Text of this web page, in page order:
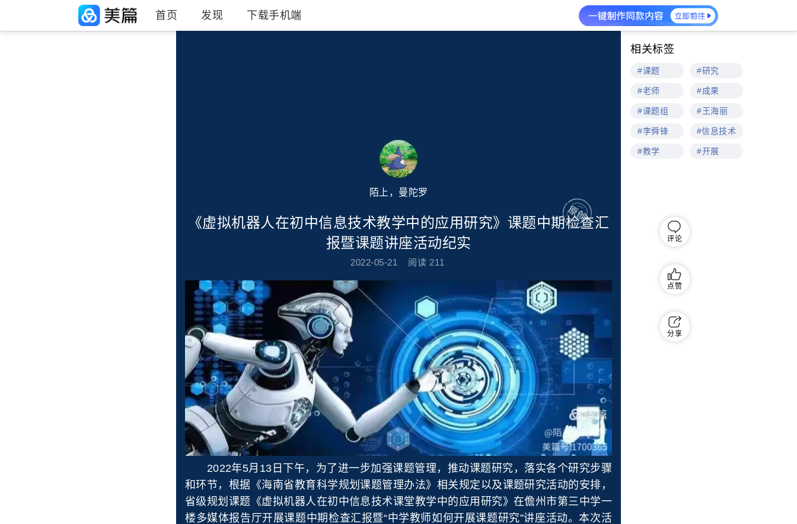
首页 发现 下载手机端
陌上，曼陀罗
《虚拟机器人在初中信息技术教学中的应用研究》课题中期检查汇
报暨课题讲座活动纪实
2022-05-21 阅读 211
2022年5月13日下午，为了进一步加强课题管理，推动课题研究，落实各个研究步骤
和环节，根据《海南省教育科学规划课题管理办法》相关规定以及课题研究活动的安排，
省级规划课题《虚拟机器人在初中信息技术课堂教学中的应用研究》在儋州市第三中学一
楼多媒体报告厅开展课题中期检查汇报暨“中学教师如何开展课题研究”讲座活动。本次活
评论
点赞
分享
相关标签
#课题 #研究
#老师 #成果
#课题组 #王海丽
#李舜锋 #信息技术
#教学 #开展